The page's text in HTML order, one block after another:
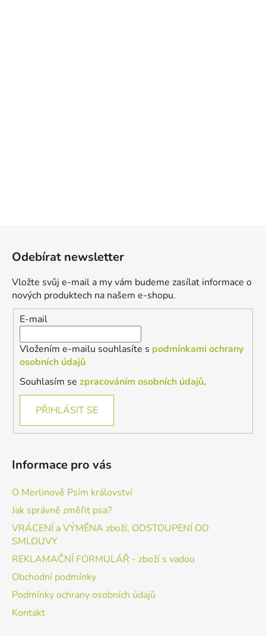
Odebírat newsletter
Vložte svůj e-mail a my vám budeme zasílat informace o
nových produktech na našem e-shopu.
E-mail
Vložením e-mailu souhlasíte s podmínkami ochrany
osobních údajů
Souhlasím se zpracováním osobních údajů.
PŘIHLÁSIT SE
Informace pro vás
O Merlinově Psím království
Jak správně změřit psa?
VRÁCENÍ a VÝMĚNA zboží, ODSTOUPENÍ OD
SMLOUVY
REKLAMAČNÍ FORMULÁŘ - zboží s vadou
Obchodní podmínky
Podmínky ochrany osobních údajů
Kontakt